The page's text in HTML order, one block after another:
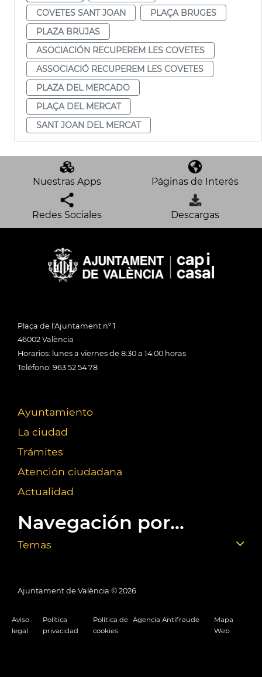
COVETES SANT JOAN
PLAÇA BRUGES
PLAZA BRUJAS
ASOCIACIÓN RECUPEREM LES COVETES
ASSOCIACIÓ RECUPEREM LES COVETES
PLAZA DEL MERCADO
PLAÇA DEL MERCAT
SANT JOAN DEL MERCAT
Nuestras Apps Páginas de Interés
Redes Sociales Descargas
Plaça de l'Ajuntament nº 1
46002 València
Horarios: lunes a viernes de 8:30 a 14:00 horas
Teléfono: 963 52 54 78
Ayuntamiento
La ciudad
Trámites
Atención ciudadana
Actualidad
Navegación por...
Temas
Ajuntament de València © 2026
Aviso
legal
Política
privacidad
Política de
cookies
Agencia Antifraude
Mapa
Web